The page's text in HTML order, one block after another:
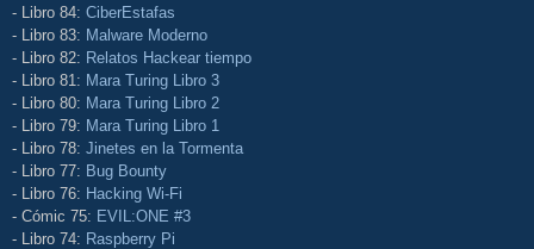
- Libro 84: CiberEstafas
- Libro 83: Malware Moderno
- Libro 82: Relatos Hackear tiempo
- Libro 81: Mara Turing Libro 3
- Libro 80: Mara Turing Libro 2
- Libro 79: Mara Turing Libro 1
- Libro 78: Jinetes en la Tormenta
- Libro 77: Bug Bounty
- Libro 76: Hacking Wi-Fi
- Cómic 75: EVIL:ONE #3
- Libro 74: Raspberry Pi